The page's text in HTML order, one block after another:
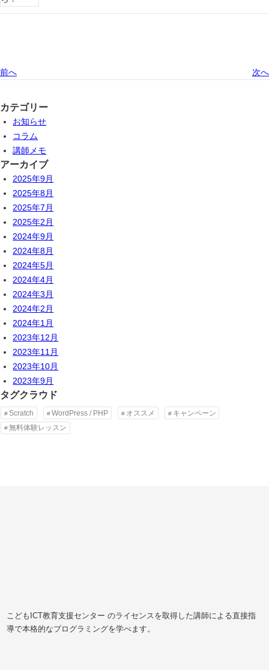
前へ 次へ
カテゴリー
お知らせ
コラム
講師メモ
アーカイブ
2025年9月
2025年8月
2025年7月
2025年2月
2024年9月
2024年8月
2024年5月
2024年4月
2024年3月
2024年2月
2024年1月
2023年12月
2023年11月
2023年10月
2023年9月
タグクラウド
Scratch WordPress / PHP オススメ
キャンペーン
無料体験レッスン
こどもICT教育支援センター のライセンスを取得した講師による直接指
導で本格的なプログラミングを学べます。